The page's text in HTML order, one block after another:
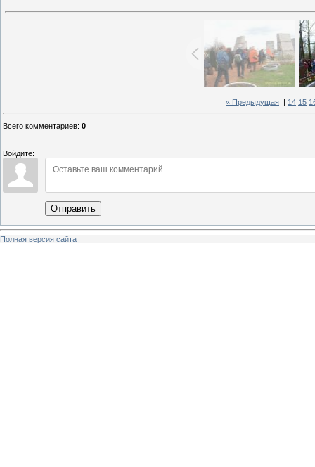
« Предыдущая 14 15
Всего комментариев: 0
Войдите:
Отправить
Полная версия сайта